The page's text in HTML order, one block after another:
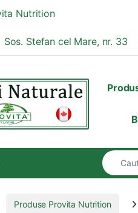
Nutrition
Sos. Stefan cel Mare, nr. 33
Search
Produse Provita Nutrition